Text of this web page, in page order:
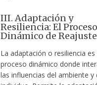
III. Adaptación y
Resiliencia: El Proceso
Dinámico de Reajuste
La adaptación o resiliencia es
proceso dinámico donde
las influencias del ambiente y